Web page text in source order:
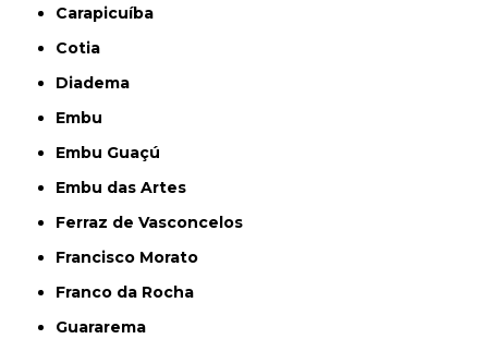
Carapicuíba
Cotia
Diadema
Embu
Embu Guaçú
Embu das Artes
Ferraz de Vasconcelos
Francisco Morato
Franco da Rocha
Guararema